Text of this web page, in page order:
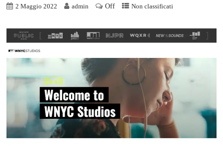
2 Maggio 2022 admin Off Non classificati